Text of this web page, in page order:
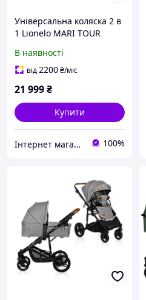
Універсальна коляска 2 в
1 Lionelo MARI TOUR
В наявності
від2200₴/міс
21 999₴
Купити
Інтернет магазин DetoShop 100%